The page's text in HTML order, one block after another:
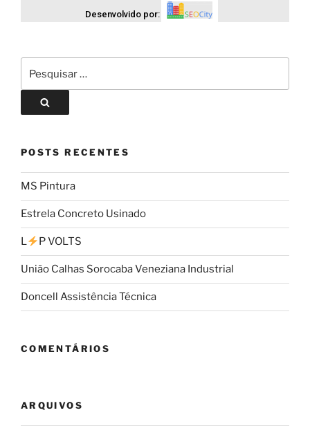
Desenvolvido por:
POSTS RECENTES
MS Pintura
Estrela Concreto Usinado
L P VOLTS
União Calhas Sorocaba Veneziana Industrial
Doncell Assistência Técnica
COMENTÁRIOS
ARQUIVOS